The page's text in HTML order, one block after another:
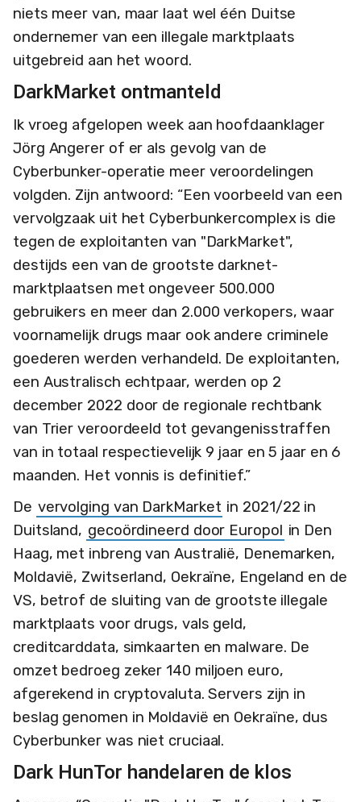
niets meer van, maar laat wel één Duitse
ondernemer van een illegale marktplaats
uitgebreid aan het woord.
DarkMarket ontmanteld
Ik vroeg afgelopen week aan hoofdaanklager
Jörg Angerer of er als gevolg van de
Cyberbunker-operatie meer veroordelingen
volgden. Zijn antwoord: “Een voorbeeld van een
vervolgzaak uit het Cyberbunkercomplex is die
tegen de exploitanten van "DarkMarket",
destijds een van de grootste darknet-
marktplaatsen met ongeveer 500.000
gebruikers en meer dan 2.000 verkopers, waar
voornamelijk drugs maar ook andere criminele
goederen werden verhandeld. De exploitanten,
een Australisch echtpaar, werden op 2
december 2022 door de regionale rechtbank
van Trier veroordeeld tot gevangenisstraffen
van in totaal respectievelijk 9 jaar en 5 jaar en 6
maanden. Het vonnis is definitief.”
De vervolging van DarkMarket in 2021/22 in
Duitsland, gecoördineerd door Europol in Den
Haag, met inbreng van Australië, Denemarken,
Moldavië, Zwitserland, Oekraïne, Engeland en de
VS, betrof de sluiting van de grootste illegale
marktplaats voor drugs, vals geld,
creditcarddata, simkaarten en malware. De
omzet bedroeg zeker 140 miljoen euro,
afgerekend in cryptovaluta. Servers zijn in
beslag genomen in Moldavië en Oekraïne, dus
Cyberbunker was niet cruciaal.
Dark HunTor handelaren de klos